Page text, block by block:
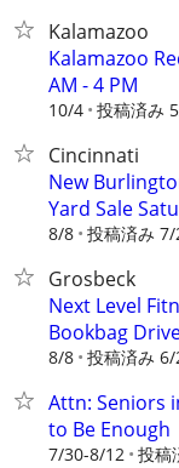
Kalamazoo
Kalamazoo
AM - 4 PM
10/4 投稿済み
Cincinnati
New
Yard Sale
8/8 投稿済み 7/
Grosbeck
Next Level
Bookbag
8/8 投稿済み
Attn: Seniors
to Be Enough
7/30-8/12 投稿